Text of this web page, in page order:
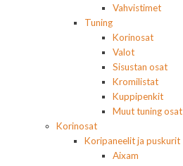
Vahvistimet
Tuning
Korinosat
Valot
Sisustan osat
Kromilistat
Kuppipenkit
Muut tuning osat
Korinosat
Koripaneelit ja puskurit
Aixam